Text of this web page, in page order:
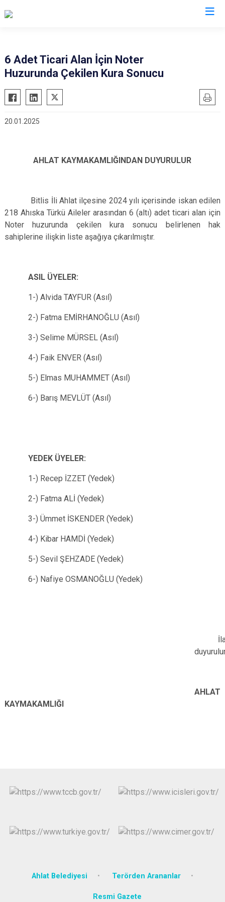
Adilcevaz
Ahlat
Hizan
6 Adet Ticari Alan İçin Noter
Huzurunda Çekilen Kura Sonucu
20.01.2025
AHLAT KAYMAKAMLIĞINDAN DUYURULUR
Bitlis İli Ahlat ilçesine 2024 yılı içerisinde iskan edilen
218 Ahıska Türkü Aileler arasından 6 (altı) adet ticari alan için
Noter huzurunda çekilen kura sonucu belirlenen hak
sahiplerine ilişkin liste aşağıya çıkarılmıştır.
ASIL ÜYELER:
1-) Alvida TAYFUR (Asıl)
2-) Fatma EMİRHANOĞLU (Asıl)
3-) Selime MÜRSEL (Asıl)
4-) Faik ENVER (Asıl)
5-) Elmas MUHAMMET (Asıl)
6-) Barış MEVLÜT (Asıl)
YEDEK ÜYELER:
1-) Recep İZZET (Yedek)
2-) Fatma ALİ (Yedek)
3-) Ümmet İSKENDER (Yedek)
4-) Kibar HAMDİ (Yedek)
5-) Sevil ŞEHZADE (Yedek)
6-) Nafiye OSMANOĞLU (Yedek)
AHLAT
KAYMAKAMLIĞI
Ahlat Belediyesi Terörden Arananlar
Resmi Gazete